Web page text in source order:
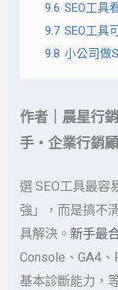
9.6 SEO工具
9.7 SEO工具
9.8 小公司做
作者｜晨星行
手・企業行銷顧
選 SEO工具最容
強」，而是搞不
具解決。新手最
Console、GA4
基本診斷能力，